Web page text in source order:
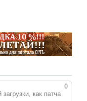
0
как патча